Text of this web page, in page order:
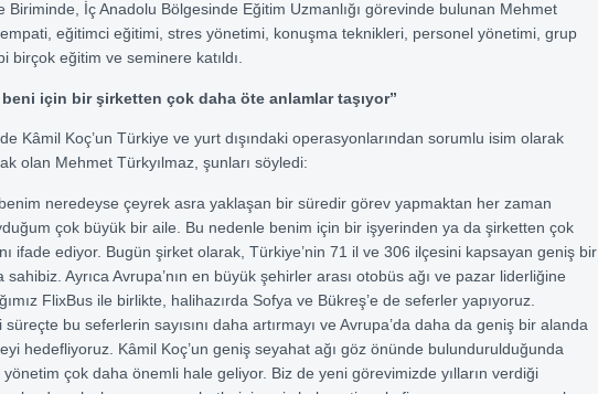
Biriminde, İç Anadolu Bölgesinde Eğitim Uzmanlığı görevinde bulunan Mehmet
eğitimci eğitimi, stres yönetimi, konuşma teknikleri, personel yönetimi, grup
birçok eğitim ve seminere katıldı.
için bir şirketten çok daha öte anlamlar taşıyor”
Kâmil Koç’un Türkiye ve yurt dışındaki operasyonlarından sorumlu isim olarak
olan Mehmet Türkyılmaz, şunları söyledi:
neredeyse çeyrek asra yaklaşan bir süredir görev yapmaktan her zaman
çok büyük bir aile. Bu nedenle benim için bir işyerinden ya da şirketten çok
ifade ediyor. Bugün şirket olarak, Türkiye’nin 71 il ve 306 ilçesini kapsayan geniş bir
sahibiz. Ayrıca Avrupa’nın en büyük şehirler arası otobüs ağı ve pazar liderliğine
FlixBus ile birlikte, halihazırda Sofya ve Bükreş’e de seferler yapıyoruz.
bu seferlerin sayısını daha artırmayı ve Avrupa’da daha da geniş bir alanda
hedefliyoruz. Kâmil Koç’un geniş seyahat ağı göz önünde bulundurulduğunda
çok daha önemli hale geliyor. Biz de yeni görevimizde yılların verdiği